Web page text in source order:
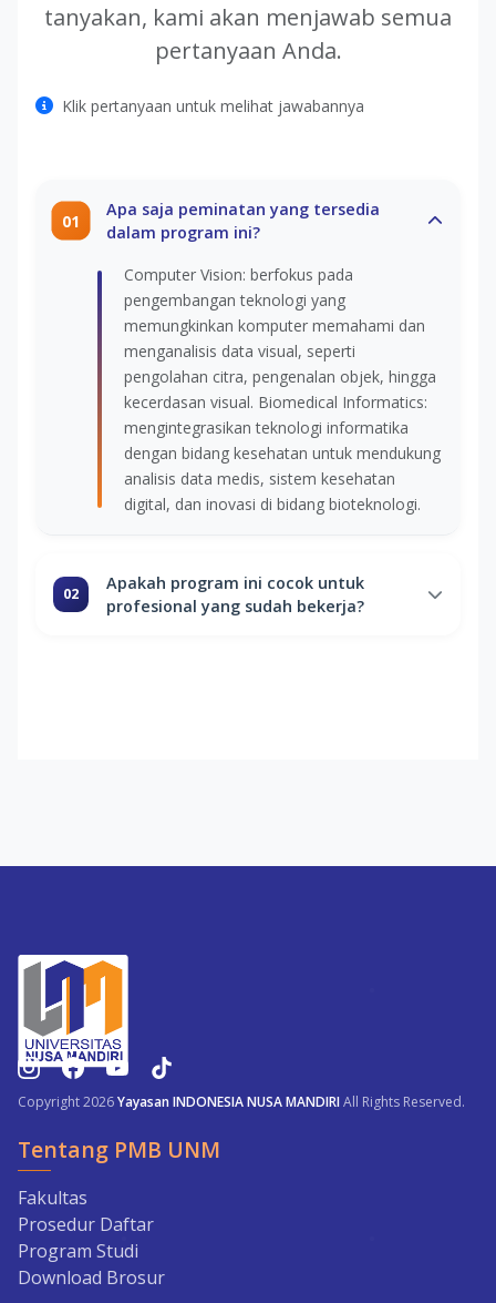
tanyakan, kami akan menjawab semua
pertanyaan Anda.
Klik pertanyaan untuk melihat jawabannya
01
Apa saja peminatan yang tersedia
dalam program ini?
Computer Vision: berfokus pada
pengembangan teknologi yang
memungkinkan komputer memahami dan
menganalisis data visual, seperti
pengolahan citra, pengenalan objek, hingga
kecerdasan visual. Biomedical Informatics:
mengintegrasikan teknologi informatika
dengan bidang kesehatan untuk mendukung
analisis data medis, sistem kesehatan
digital, dan inovasi di bidang bioteknologi.
02
Apakah program ini cocok untuk
profesional yang sudah bekerja?
Copyright 2026Yayasan INDONESIA NUSA MANDIRIAll Rights Reserved.
Tentang PMB UNM
Fakultas
Prosedur Daftar
Program Studi
Download Brosur